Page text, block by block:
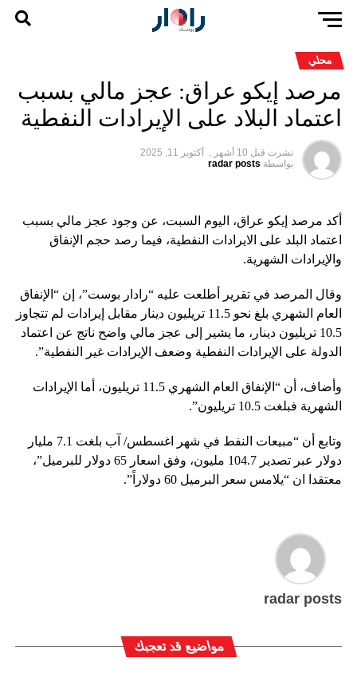
محلي
مرصد إيكو عراق: عجز مالي بسبب
اعتماد البلاد على الإيرادات النفطية
نشرت قبل 10 أشهر ,
أكتوبر 11, 2025
بواسطة radar posts
أكد مرصد إيكو عراق، اليوم السبت، عن وجود عجز مالي بسبب
اعتماد البلد على الايرادات النفطية، فيما رصد حجم الإنفاق
والإيرادات الشهرية.
وقال المرصد في تقرير أطلعت عليه “رادار بوست”، إن “الإنفاق
العام الشهري بلغ نحو 11.5 تريليون دينار مقابل إيرادات لم تتجاوز
10.5 تريليون دينار، ما يشير إلى عجز مالي واضح ناتج عن اعتماد
الدولة على الإيرادات النفطية وضعف الإيرادات غير النفطية”.
وأضاف، أن “الإنفاق العام الشهري 11.5 تريليون، أما الإيرادات
الشهرية فبلغت 10.5 تريليون”.
وتابع أن “مبيعات النفط في شهر اغسطس/ آب بلغت 7.1 مليار
دولار عبر تصدير 104.7 مليون، وفق اسعار 65 دولار للبرميل”،
معتقدا ان “يلامس سعر البرميل 60 دولاراً”.
radar posts
مواضيع قد تعجبك